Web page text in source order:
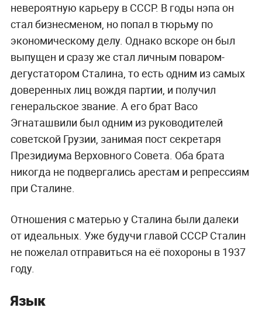
невероятную карьеру в СССР. В годы нэпа он
стал бизнесменом, но попал в тюрьму по
экономическому делу. Однако вскоре он был
выпущен и сразу же стал личным поваром-
дегустатором Сталина, то есть одним из самых
доверенных лиц вождя партии, и получил
генеральское звание. А его брат Васо
Эгнаташвили был одним из руководителей
советской Грузии, занимая пост секретаря
Президиума Верховного Совета. Оба брата
никогда не подвергались арестам и репрессиям
при Сталине.
Отношения с матерью у Сталина были далеки
от идеальных. Уже будучи главой СССР Сталин
не пожелал отправиться на её похороны в 1937
году.
Язык